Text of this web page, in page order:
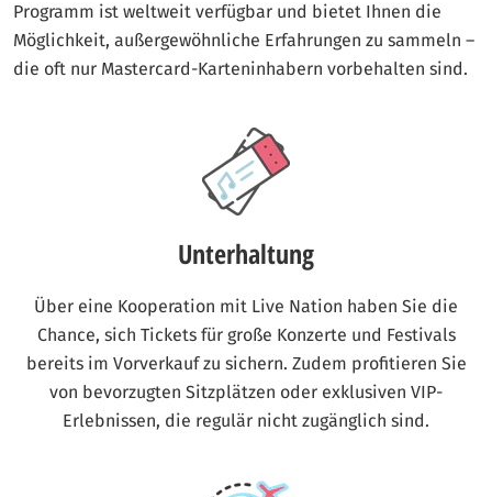
Programm ist weltweit verfügbar und bietet Ihnen die
Möglichkeit, außergewöhnliche Erfahrungen zu sammeln –
die oft nur Mastercard-Karteninhabern vorbehalten sind.
Unterhaltung
Über eine Kooperation mit Live Nation haben Sie die
Chance, sich Tickets für große Konzerte und Festivals
bereits im Vorverkauf zu sichern. Zudem profitieren Sie
von bevorzugten Sitzplätzen oder exklusiven VIP-
Erlebnissen, die regulär nicht zugänglich sind.